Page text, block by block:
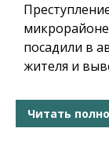
посадили в
жителя и
Читать